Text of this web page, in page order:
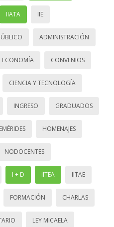
IIATA IIE
ADMINISTRACIÓN
ECONOMÍA CONVENIOS
CIENCIA Y TECNOLOGÍA
INGRESO GRADUADOS
HOMENAJES
NODOCENTES
I + D IITEA IITAE
FORMACIÓN CHARLAS
LEY MICAELA